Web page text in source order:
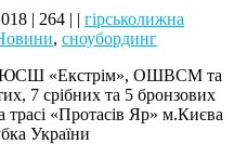
| 264 | | гірськолижна
, сноубординг
«Екстрім», ОШВСМ та
7 срібних та 5 бронзових
«Протасів Яр» м.Києва
України